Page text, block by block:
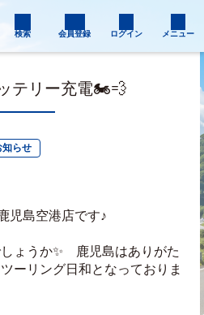
検索 会員登録 ログイン メニュー
テリー充電🏍️💨
知らせ
児島空港店です♪
ょうか✨　鹿児島はありがた
ーリング日和となっておりま